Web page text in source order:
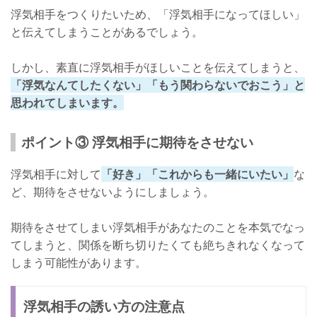
浮気相手をつくりたいため、「浮気相手になってほしい」
と伝えてしまうことがあるでしょう。
しかし、素直に浮気相手がほしいことを伝えてしまうと、
「浮気なんてしたくない」「もう関わらないでおこう」と
思われてしまいます。
ポイント③ 浮気相手に期待をさせない
浮気相手に対して 「好き」「これからも一緒にいたい」 な
ど、期待をさせないようにしましょう。
期待をさせてしまい浮気相手があなたのことを本気でなっ
てしまうと、関係を断ち切りたくても絶ちきれなくなって
しまう可能性があります。
浮気相手の誘い方の注意点